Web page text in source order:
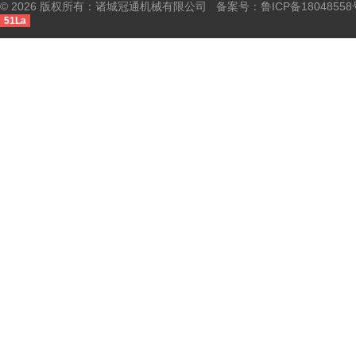
© 2026 版权所有：诸城冠通机械有限公司 备案号： 鲁ICP备18048558
51La